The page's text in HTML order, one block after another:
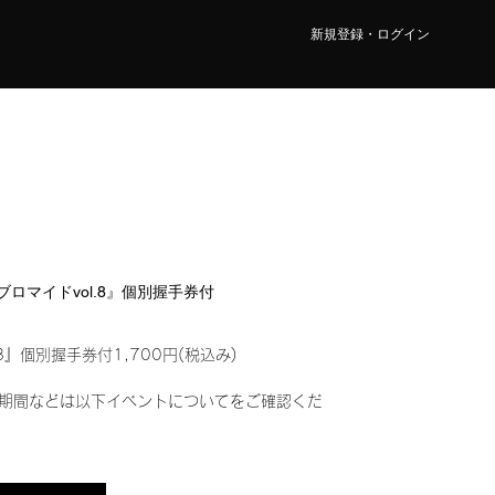
新規登録・ログイン
ロマイドvol.8』個別握手券付
』個別握手券付1,700円(税込み)
間などは以下イベントについてをご確認くだ